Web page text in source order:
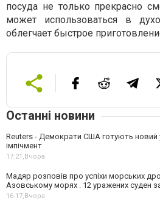
посуда не только прекрасно
может использоваться в
облегчает быстрое
Останні новини
Reuters - Демократи США готують новий
імпічмент
17:21, Вчора
Мадяр розповів про успіхи морських
Азовському морях . 12 уражених суден
16:17, Вчора